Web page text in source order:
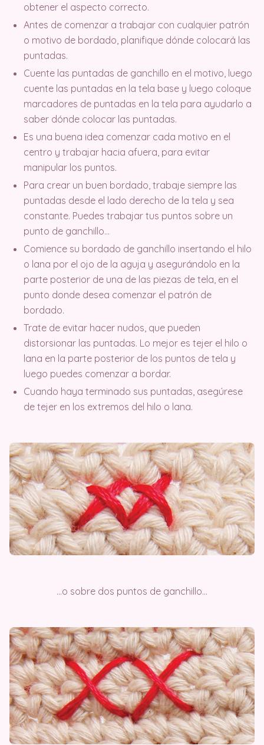
obtener el aspecto correcto.
Antes de comenzar a trabajar con cualquier patrón
o motivo de bordado, planifique dónde colocará las
puntadas.
Cuente las puntadas de ganchillo en el motivo, luego
cuente las puntadas en la tela base y luego coloque
marcadores de puntadas en la tela para ayudarlo a
saber dónde colocar las puntadas.
Es una buena idea comenzar cada motivo en el
centro y trabajar hacia afuera, para evitar
manipular los puntos.
Para crear un buen bordado, trabaje siempre las
puntadas desde el lado derecho de la tela y sea
constante. Puedes trabajar tus puntos sobre un
punto de ganchillo…
Comience su bordado de ganchillo insertando el hilo
o lana por el ojo de la aguja y asegurándolo en la
parte posterior de una de las piezas de tela, en el
punto donde desea comenzar el patrón de
bordado.
Trate de evitar hacer nudos, que pueden
distorsionar las puntadas. Lo mejor es tejer el hilo o
lana en la parte posterior de los puntos de tela y
luego puedes comenzar a bordar.
Cuando haya terminado sus puntadas, asegúrese
de tejer en los extremos del hilo o lana.
…o sobre dos puntos de ganchillo…